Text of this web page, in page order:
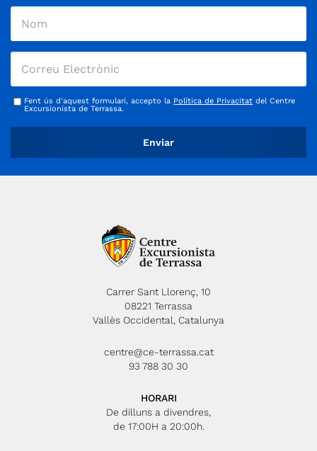
Fent ús d'aquest formulari, accepto la Política de Privacitat del Centre
Excursionista de Terrassa.
Carrer Sant Llorenç, 10
08221 Terrassa
Vallès Occidental, Catalunya
centre@ce-terrassa.cat
93 788 30 30
HORARI
De dilluns a divendres,
de 17:00H a 20:00h.